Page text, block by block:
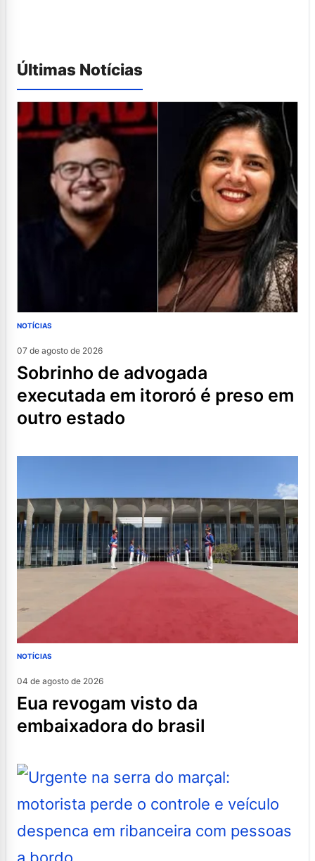
Últimas Notícias
NOTÍCIAS
07 de agosto de 2026
sobrinho de advogada
executada em itororó é preso em
outro estado
NOTÍCIAS
04 de agosto de 2026
eua revogam visto da
embaixadora do brasil